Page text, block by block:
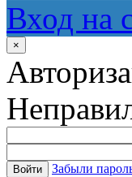
Вход на
×
Войти Забыли